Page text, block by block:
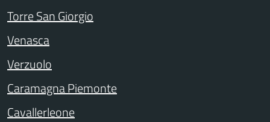
Torre San Giorgio
Venasca
Verzuolo
Caramagna Piemonte
Cavallerleone